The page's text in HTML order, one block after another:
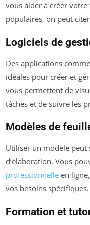
vous aider à créer
populaires, on peut
Logiciels de
Des applications comme
idéales pour créer et
vous permettent de
tâches et de suivre les
Modèles de
Utiliser un modèle peut
d’élaboration. Vous
professionnelle en
vos besoins spécifiques.
Formation et